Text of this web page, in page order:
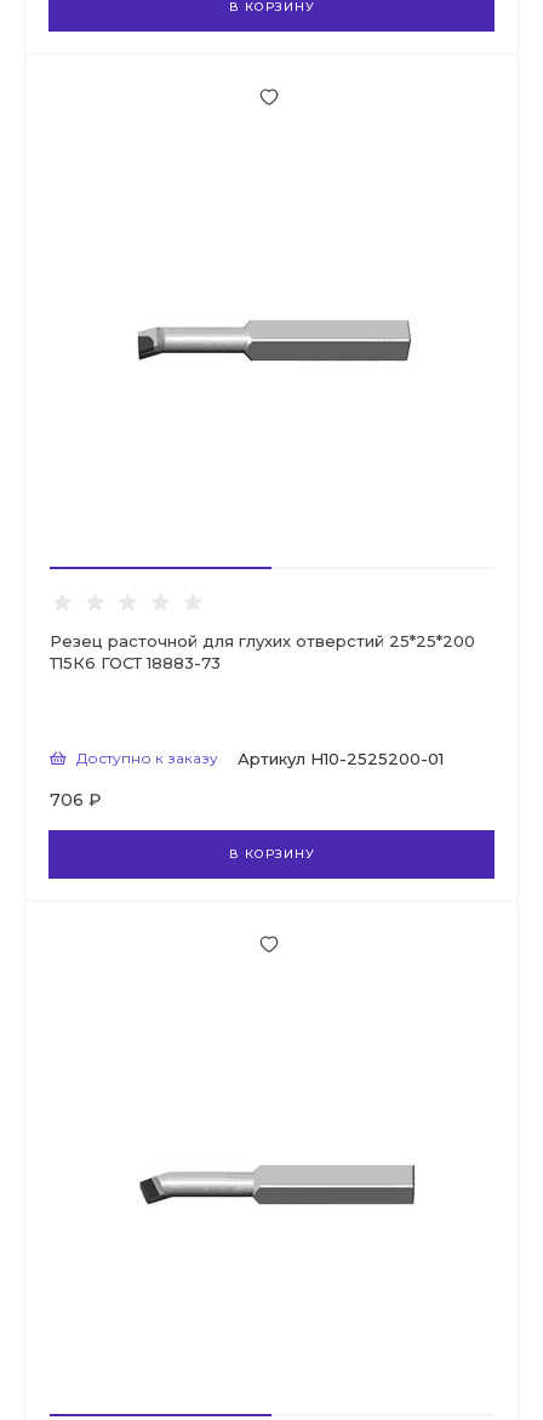
В КОРЗИНУ
Резец расточной для глухих отверстий 25*25*200
Т15К6 ГОСТ 18883-73
Доступно к заказу Артикул Н10-2525200-01
706 ₽
В КОРЗИНУ